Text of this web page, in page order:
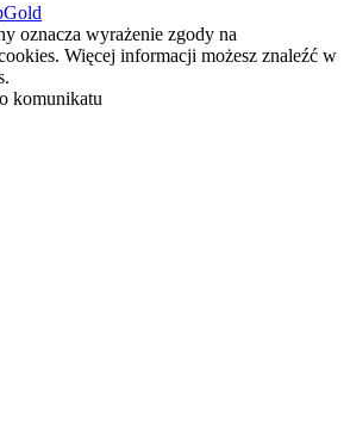
oznacza wyrażenie zgody na
Więcej informacji możesz znaleźć w
komunikatu